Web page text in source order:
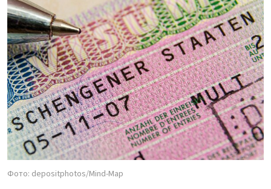
Фото: depositphotos/Mind-Map